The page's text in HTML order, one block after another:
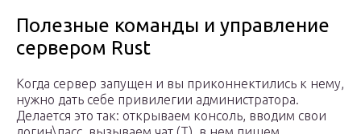
Полезные команды и управление
сервером Rust
Когда сервер запущен и вы приконнектились к нему,
нужно дать себе привилегии администратора.
Делается это так: открываем консоль, вводим свои